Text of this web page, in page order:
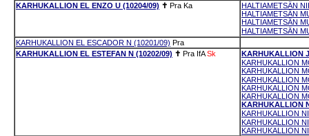
KARHUKALLION EL ENZO U (10204/09) ✝ Pra Ka
HALTIAMETSÄN
HALTIAMETSÄN
HALTIAMETSÄN
HALTIAMETSÄN
KARHUKALLION EL ESCADOR N (10201/09) Pra
KARHUKALLION EL ESTEFAN N (10202/09) ✝ Pra IfA Sk
KARHUKALLION
KARHUKALLION
KARHUKALLION
KARHUKALLION
KARHUKALLION
KARHUKALLION
KARHUKALLION
KARHUKALLION
KARHUKALLION
KARHUKALLION